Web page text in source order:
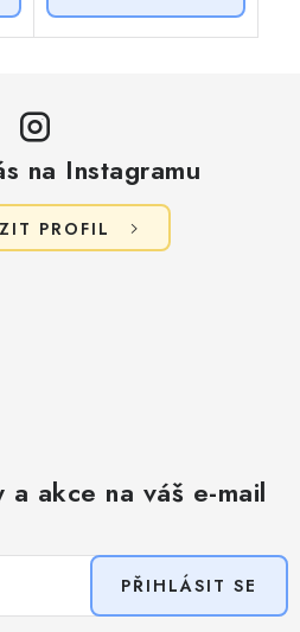
na Instagramu
PROFIL
akce na váš e-mail
PŘIHLÁSIT SE